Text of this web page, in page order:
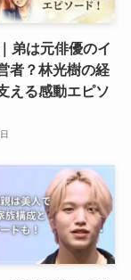
弟は元俳優のイ
者？林光樹の経
える感動エピソ